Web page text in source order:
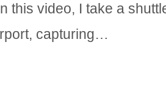
this video, I take a
capturing…